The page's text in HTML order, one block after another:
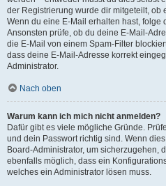
der Registrierung wurde dir mitgeteilt, ob
Wenn du eine E-Mail erhalten hast, folge
Ansonsten prüfe, ob du deine E-Mail-
die E-Mail von einem Spam-Filter
dass deine E-Mail-Adresse korrekt
Administrator.
Nach oben
Warum kann ich mich nicht anmelden?
Dafür gibt es viele mögliche Gründe.
und dein Passwort richtig sind. Wenn
Board-Administrator, um sicherzugehen,
ebenfalls möglich, dass ein
welches ein Administrator lösen muss.